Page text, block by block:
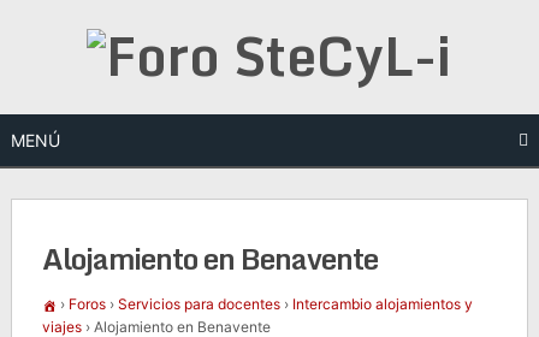
MENÚ
Alojamiento en Benavente
› Foros › Servicios para docentes › Intercambio alojamientos y
viajes › Alojamiento en Benavente